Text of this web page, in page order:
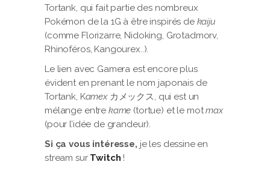
Tortank, qui fait partie des nombreux
Pokémon de la 1G à être inspirés de kaiju
(comme Florizarre, Nidoking, Grotadmorv,
Rhinoféros, Kangourex..).
Le lien avec Gamera est encore plus
évident en prenant le nom japonais de
Tortank, Kamexカメックス, qui est un
mélange entre kame (tortue) et le motmax
(pour l’idée de grandeur).
Si ça vous intéresse, je les dessine en
stream sur Twitch !